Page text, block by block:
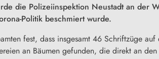
die Polizeiinspektion Neustadt an der
Politik beschmiert wurde.
fest, dass insgesamt 46 Schriftzüge
an Bäumen gefunden, die direkt an